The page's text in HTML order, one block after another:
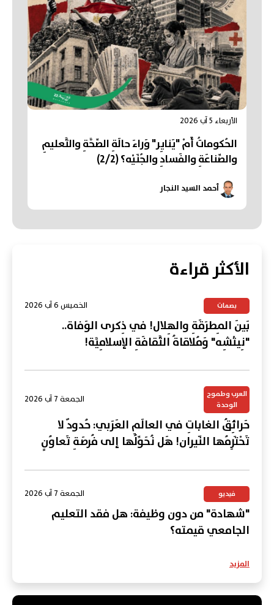
الأربعاء 5 آب 2026
الحُكوماتُ أَمْ "يَنايِر" وَراءَ حالَةِ الصِّحَّةِ والتَّعليمِ
والصِّناعَةِ والفَسادِ والجُنَيْه؟ (2/2)
أحمد السيد النجار
الأكثر قراءة
بصمات الخميس 6 آب 2026
بَينَ المِطرَقَةِ والهِلال! في ذِكرى الوَفاة..
"نِيتْشِه" وَمُلاقاةُ الثَّقافَةِ الإسلامِيَّة!
العرب وطموح
الوحدة
الجمعة 7 آب 2026
حَرائِقُ الغاباتِ في العالَمِ العَرَبي: حُدودٌ لا
تَحْتَرِمُها النّيران! هَل نُحَوِّلُها إلى فُرصَةِ تَعاوُنٍ
فيديو الجمعة 7 آب 2026
"شهادة" من دون وظيفة: هل فقد التعليم
الجامعي قيمته؟
المزيد